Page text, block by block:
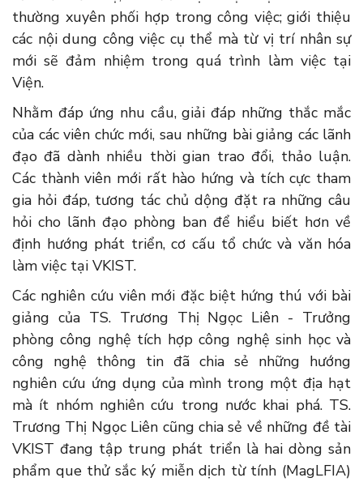
thường xuyên phối hợp trong công việc; giới thiệu
các nội dung công việc cụ thể mà từ vị trí nhân sự
mới sẽ đảm nhiệm trong quá trình làm việc tại
Viện.
Nhằm đáp ứng nhu cầu, giải đáp những thắc mắc
của các viên chức mới, sau những bài giảng các lãnh
đạo đã dành nhiều thời gian trao đổi, thảo luận.
Các thành viên mới rất hào hứng và tích cực tham
gia hỏi đáp, tương tác chủ dộng đặt ra những câu
hỏi cho lãnh đạo phòng ban để hiểu biết hơn về
định hướng phát triển, cơ cấu tổ chức và văn hóa
làm việc tại VKIST.
Các nghiên cứu viên mới đặc biệt hứng thú với bài
giảng của TS. Trương Thị Ngọc Liên - Trưởng
phòng công nghệ tích hợp công nghệ sinh học và
công nghệ thông tin đã chia sẻ những hướng
nghiên cứu ứng dụng của mình trong một địa hạt
mà ít nhóm nghiên cứu trong nước khai phá. TS.
Trương Thị Ngọc Liên cũng chia sẻ về những đề tài
VKIST đang tập trung phát triển là hai dòng sản
phẩm que thử sắc ký miễn dịch từ tính (MagLFIA)